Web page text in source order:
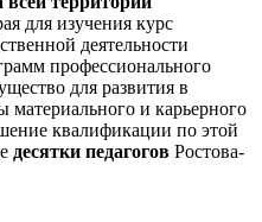
для изучения курс
деятельности
профессионального
для развития в
материального и карьерного
квалификации по этой
десятки педагогов Ростова-